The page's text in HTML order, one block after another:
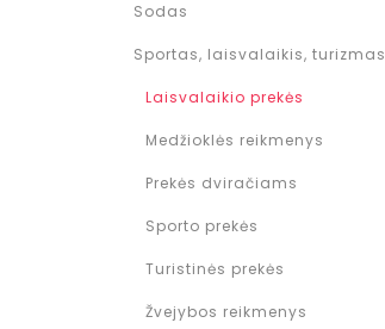
Sodas
Sportas, laisvalaikis, turizmas
Laisvalaikio prekės
Medžioklės reikmenys
Prekės dviračiams
Sporto prekės
Turistinės prekės
Žvejybos reikmenys